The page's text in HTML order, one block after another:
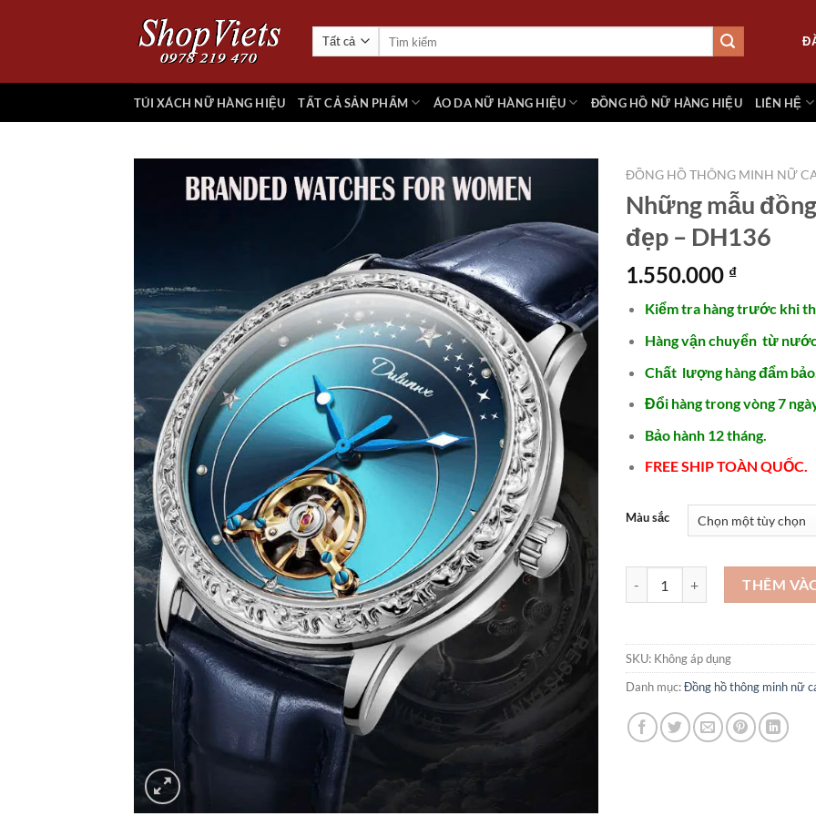
dung
TÚI XÁCH NỮ HÀNG HIỆU TẤT CẢ SẢN PHẨM ÁO DA NỮ HÀNG HIỆU ĐỒNG HỒ NỮ HÀNG HIỆU LIÊN HỆ
Add to
wishlist
ĐỒNG HỒ THÔNG MINH NỮ
Những mẫu
đẹp – DH136
1.550.000 ₫
Kiểm tra hàng trước khi
Hàng vận chuyển từ
Chất lượng hàng đẩm bảo,
Đổi hàng trong vòng 7
Bảo hành 12 tháng.
FREE SHIP TOÀN QUỐC.
Màu sắc
Những mẫu đồng hồ nữ đẹp -
THÊM
SKU: Không áp dụng
Danh mục:Đồng hồ thông minh nữ